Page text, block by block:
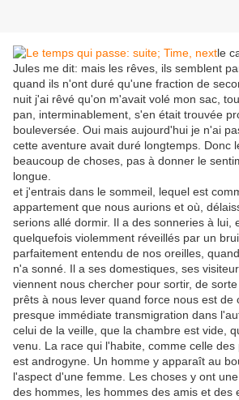
le
Jules me dit: mais les rêves, ils semblent
quand ils n'ont duré qu'une fraction de
nuit j'ai rêvé qu'on m'avait volé mon sac,
pan, interminablement, s'en était trouvée
bouleversée. Oui mais aujourd'hui je n'ai
cette aventure avait duré longtemps. Donc
beaucoup de choses, pas à donner le
longue.
et j'entrais dans le sommeil, lequel est
appartement que nous aurions et où,
serions allé dormir. Il a des sonneries à lui,
quelquefois violemment réveillés par un
parfaitement entendu de nos oreilles,
n'a sonné. Il a ses domestiques, ses
viennent nous chercher pour sortir, de
prêts à nous lever quand force nous est de
presque immédiate transmigration dans
celui de la veille, que la chambre est vide,
venu. La race qui l'habite, comme celle des
est androgyne. Un homme y apparaît au
l'aspect d'une femme. Les choses y ont
des hommes, les hommes des amis et des